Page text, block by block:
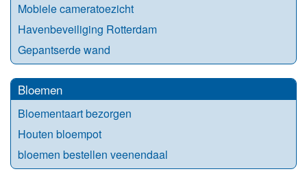
Mobiele cameratoezicht
Havenbeveiliging Rotterdam
Gepantserde wand
Bloemen
Bloementaart bezorgen
Houten bloempot
bloemen bestellen veenendaal